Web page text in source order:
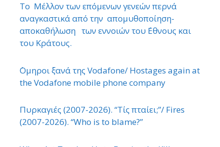
Το Μέλλον των επόμενων γενεών περνά
αναγκαστικά από την απομυθοποίηση-
αποκαθήλωση των εννοιών του ΄Εθνους και
του Κράτους.
΄Ομηροι ξανά της Vodafone/ Hostages again at
the Vodafone mobile phone company
Πυρκαγιές (2007-2026). “Τίς πταίει;”/ Fires
(2007-2026). “Who is to blame?”